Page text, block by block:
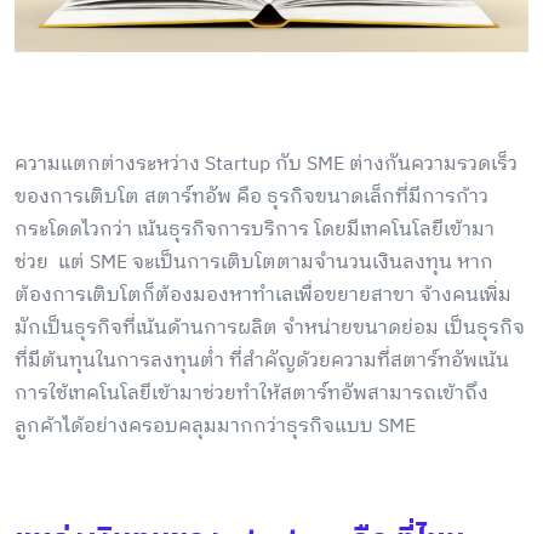
ความแตกต่างระหว่าง Startup กับ SME ต่างกันความรวดเร็ว
ของการเติบโต สตาร์ทอัพ คือ ธุรกิจขนาดเล็กที่มีการก้าว
กระโดดไวกว่า เน้นธุรกิจการบริการ โดยมีเทคโนโลยีเข้ามา
ช่วย แต่ SME จะเป็นการเติบโตตามจำนวนเงินลงทุน หาก
ต้องการเติบโตก็ต้องมองหาทำเลเพื่อขยายสาขา จ้างคนเพิ่ม
มักเป็นธุรกิจที่เน้นด้านการผลิต จำหน่ายขนาดย่อม เป็นธุรกิจ
ที่มีต้นทุนในการลงทุนต่ำ ที่สำคัญด้วยความที่สตาร์ทอัพเน้น
การใช้เทคโนโลยีเข้ามาช่วยทำให้สตาร์ทอัพสามารถเข้าถึง
ลูกค้าได้อย่างครอบคลุมมากกว่าธุรกิจแบบ SME